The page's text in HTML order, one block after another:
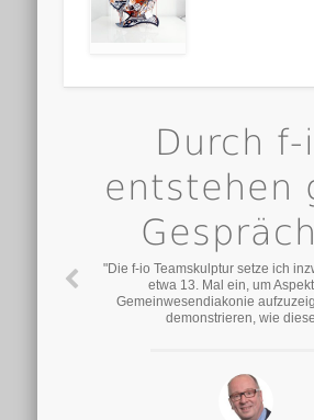
Durch f-
entstehen
"Die f-io Teamskulptur setze ich
etwa 13. Mal ein, um
Gemeinwesendiakonie
demonstrieren, wie